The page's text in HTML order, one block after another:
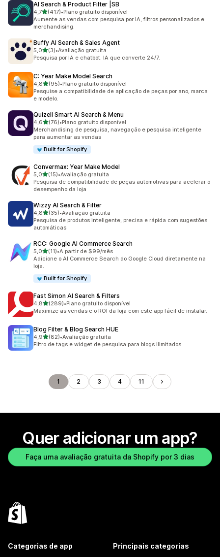
AI Search & Product Filter |SB
4,7de 5 estrelas
(417)
417 avaliações ao todo
•Plano gratuito disponível
Aumente as vendas com pesquisa por IA, filtros personalizados e
merchandising.
Buffy AI Search & Sales Agent
5,0de 5 estrelas
(3)
3 avaliações ao todo
•Avaliação gratuita
Pesquisa por IA e chatbot. IA que converte 24/7.
C: Year Make Model Search
4,8de 5 estrelas
(95)
95 avaliações ao todo
•Plano gratuito disponível
Pesquise a compatibilidade de aplicação de peças por ano, marca
e modelo.
Quizell Smart AI Search & Menu
4,6de 5 estrelas
(76)
76 avaliações ao todo
•Plano gratuito disponível
Merchandising de pesquisa, navegação e pesquisa inteligente
para aumentar as vendas
Built for Shopify
Convermax: Year Make Model
5,0de 5 estrelas
(15)
15 avaliações ao todo
•Avaliação gratuita
Pesquisa de compatibilidade de peças automotivas para acelerar o
desempenho da loja
Wizzy AI Search & Filter
4,8de 5 estrelas
(35)
35 avaliações ao todo
•Avaliação gratuita
Pesquisa de produtos inteligente, precisa e rápida com sugestões
automáticas
RCC: Google AI Commerce Search
5,0de 5 estrelas
(11)
11 avaliações ao todo
•A partir de $99/mês
Adicione o AI Commerce Search do Google Cloud diretamente na
loja.
Built for Shopify
Fast Simon AI Search & Filters
4,8de 5 estrelas
(289)
289 avaliações ao todo
•Plano gratuito disponível
Maximize as vendas e o ROI da loja com este app fácil de instalar.
Blog Filter & Blog Search HUE
4,9de 5 estrelas
(82)
82 avaliações ao todo
•Avaliação gratuita
Filtro de tags e widget de pesquisa para blogs ilimitados
1 2 3 4 11
Quer adicionar um app?
Faça uma avaliação gratuita da Shopify por 3 dias
Categorias de app Principais categorias